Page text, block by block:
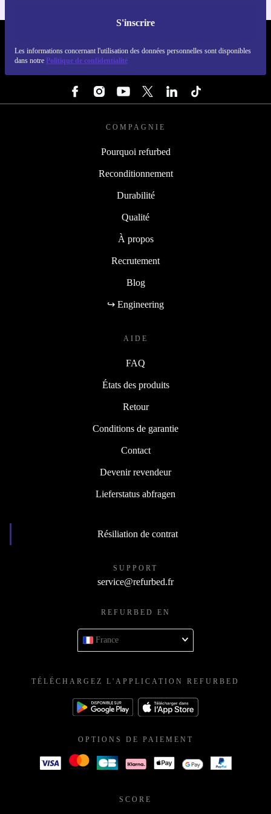
S'inscrire
Les informations concernant l'utilisation des données personnelles sont disponibles
dans notre Politique de confidentialité
COMPAGNIE
Pourquoi refurbed
Reconditionnement
Durabilité
Qualité
À propos
Recrutement
Blog
↪ Engineering
AIDE
FAQ
États des produits
Retour
Conditions de garantie
Contact
Devenir revendeur
Lieferstatus abfragen
Résiliation de contrat
SUPPORT
service@refurbed.fr
REFURBED EN
France
TÉLÉCHARGEZ L'APPLICATION REFURBED
OPTIONS DE PAIEMENT
SCORE